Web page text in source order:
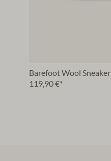
Barefoot Wool Sneaker
119,90 €*